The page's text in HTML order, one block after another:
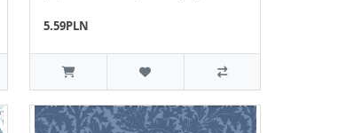
5.59PLN